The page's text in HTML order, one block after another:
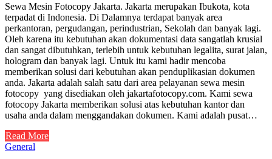
Sewa Mesin Fotocopy Jakarta. Jakarta merupakan Ibukota, kota
terpadat di Indonesia. Di Dalamnya terdapat banyak area
perkantoran, pergudangan, perindustrian, Sekolah dan banyak lagi.
Oleh karena itu kebutuhan akan dokumentasi data sangatlah krusial
dan sangat dibutuhkan, terlebih untuk kebutuhan legalita, surat jalan,
hologram dan banyak lagi. Untuk itu kami hadir mencoba
memberikan solusi dari kebutuhan akan penduplikasian dokumen
anda. Jakarta adalah salah satu dari area pelayanan sewa mesin
fotocopy yang disediakan oleh jakartafotocopy.com. Kami sewa
fotocopy Jakarta memberikan solusi atas kebutuhan kantor dan
usaha anda dalam menggandakan dokumen. Kami adalah pusat…
Read More
General